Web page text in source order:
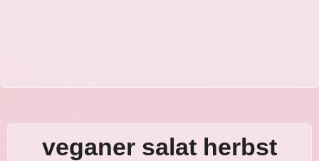
veganer salat herbst